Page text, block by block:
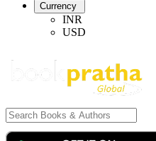
Currency
INR
USD